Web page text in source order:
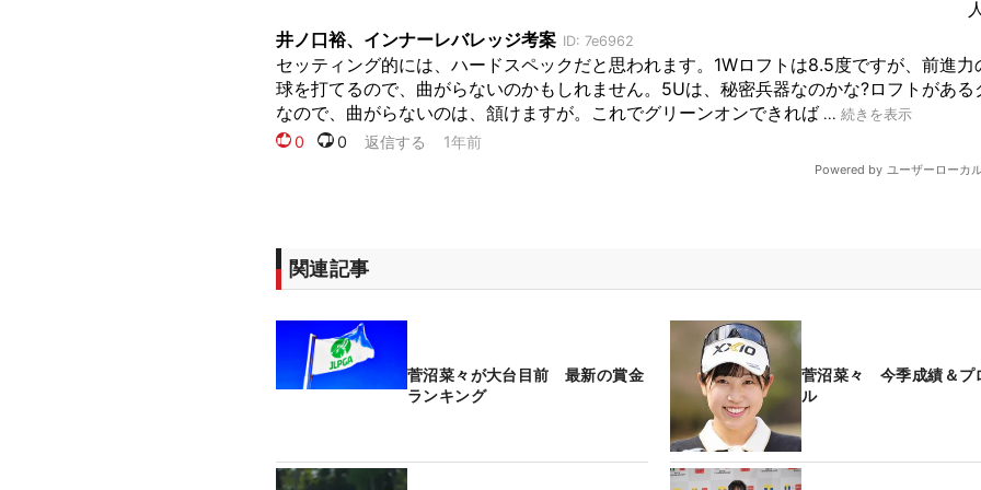
関連記事
菅沼菜々が大台目前 最新の賞金
ランキング
菅沼菜々 今季成績＆プ
ル